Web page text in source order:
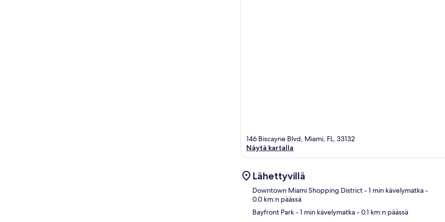
146 Biscayne Blvd, Miami, FL, 33132
Näytä kartalla
Lähettyvillä
Downtown Miami Shopping District- 1 min kävelymatka-
0.0 km:n päässä
Bayfront Park- 1 min kävelymatka- 0.1 km:n päässä